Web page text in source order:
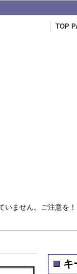
TOP
いません。ご注意を！
キ